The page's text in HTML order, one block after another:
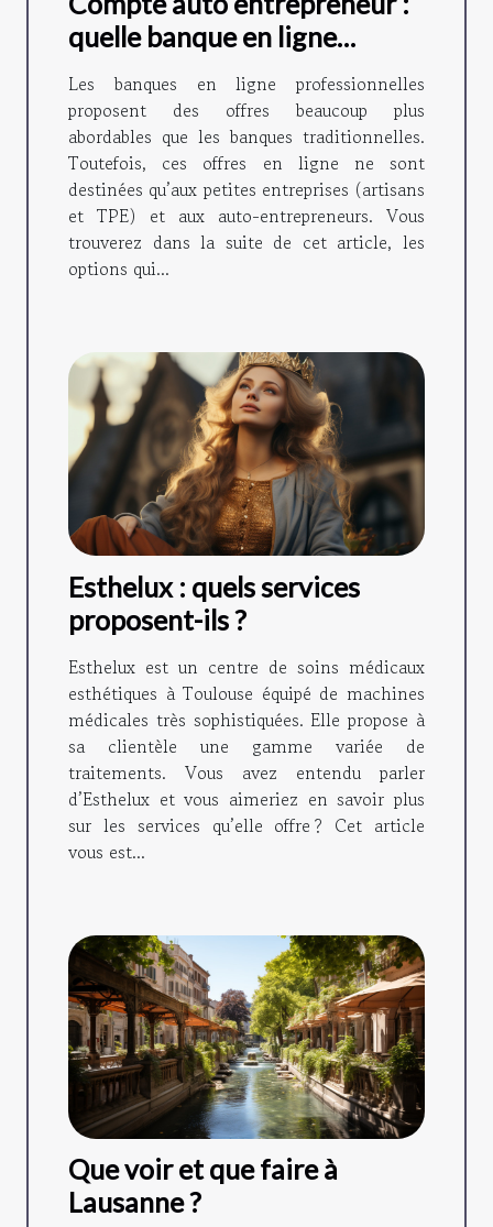
quelle banque en ligne
choisir ?
Les banques en ligne professionnelles
proposent des offres beaucoup plus
abordables que les banques traditionnelles.
Toutefois, ces offres en ligne ne sont
destinées qu’aux petites entreprises (artisans
et TPE) et aux auto-entrepreneurs. Vous
trouverez dans la suite de cet article, les
options qui...
Esthelux : quels services
proposent-ils ?
Esthelux est un centre de soins médicaux
esthétiques à Toulouse équipé de machines
médicales très sophistiquées. Elle propose à
sa clientèle une gamme variée de
traitements. Vous avez entendu parler
d’Esthelux et vous aimeriez en savoir plus
sur les services qu’elle offre ? Cet article
vous est...
Que voir et que faire à
Lausanne ?